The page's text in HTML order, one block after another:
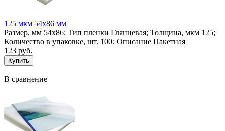
125 мкм 54х86 мм
Размер, мм 54х86; Тип пленки Глянцевая; Толщина, мкм 125;
Количество в упаковке, шт. 100; Описание Пакетная
123 руб.
В сравнение